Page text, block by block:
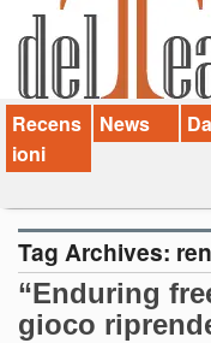
News
Palazzi consiglia
Video
Chi siamo
Contatti
dT in English
Recens
ioni
News
Tag Archives:
“Enduring
gioco